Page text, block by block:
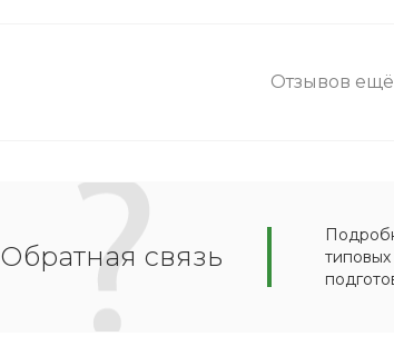
Отзывов
Обратная связь
типовых